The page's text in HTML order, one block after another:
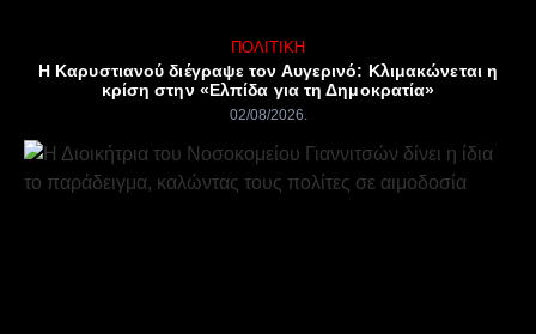
ΠΟΛΙΤΙΚΉ
Η Καρυστιανού διέγραψε τον Αυγερινό: Κλιμακώνεται η
κρίση στην «Ελπίδα για τη Δημοκρατία»
02/08/2026